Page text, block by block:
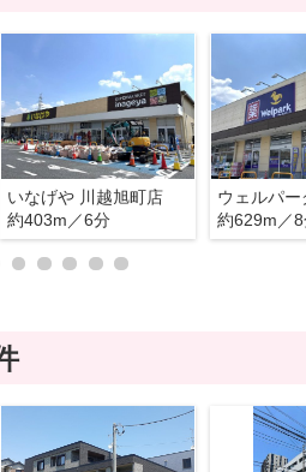
いなげや 川越旭町店
約403m／6分
約629m／